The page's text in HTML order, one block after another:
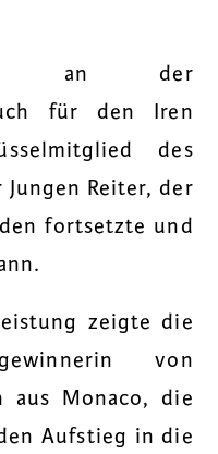
an der
für den Iren
des
Reiter, der
fortsetzte und
zeigte die
von
aus Monaco, die
Aufstieg in die